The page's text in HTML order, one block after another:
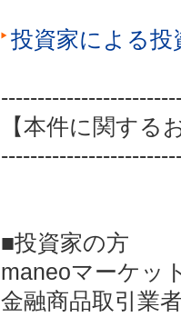
投資家による
【本件に関する
■投資家の方
maneoマーケッ
金融商品取引業